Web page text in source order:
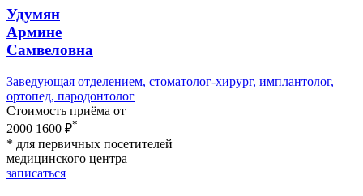
Удумян
Армине
Самвеловна
Заведующая отделением, стомaтолог-хирург, имплантолог,
ортопед, пaродонтолог
Стоимость приёма от
2000 1600 ₽*
* для первичных посетителей
медицинского центра
записаться